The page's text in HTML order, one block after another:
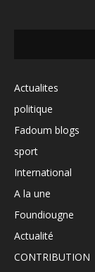
Actualites
politique
Fadoum blogs
sport
International
A la une
Foundiougne
Actualité
CONTRIBUTION